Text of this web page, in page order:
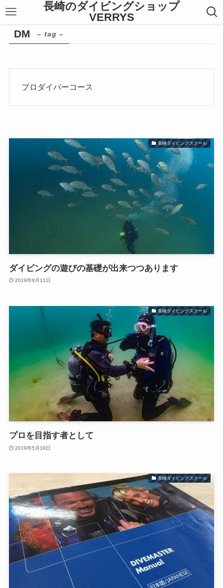
長崎のダイビングショップ
VERRYS
DM – tag –
プロダイバーコース
長崎ダイビングスクール
ダイビングの遊びの基礎が出来つつあります
2019年8月11日
長崎ダイビングスクール
プロを目指す者として
2019年5月19日
長崎ダイビングスクール